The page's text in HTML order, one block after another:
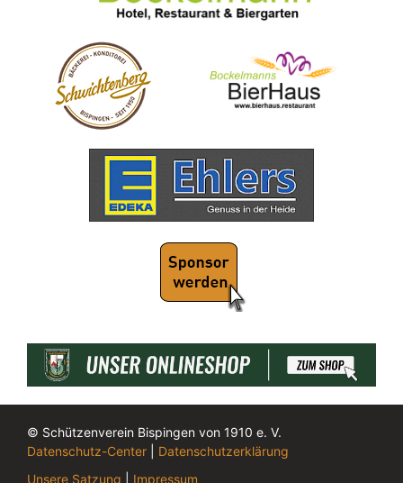
© Schützenverein Bispingen von 1910 e. V.
Datenschutz-Center
Datenschutzerklärung
Unsere Satzung
Impressum